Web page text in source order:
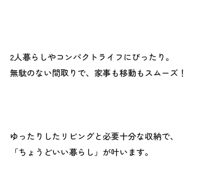
2人暮らしやコンパクトライフにぴったり。
無駄のない間取りで、家事も移動もスムーズ！
ゆったりしたリビングと必要十分な収納で、
「ちょうどいい暮らし」が叶います。